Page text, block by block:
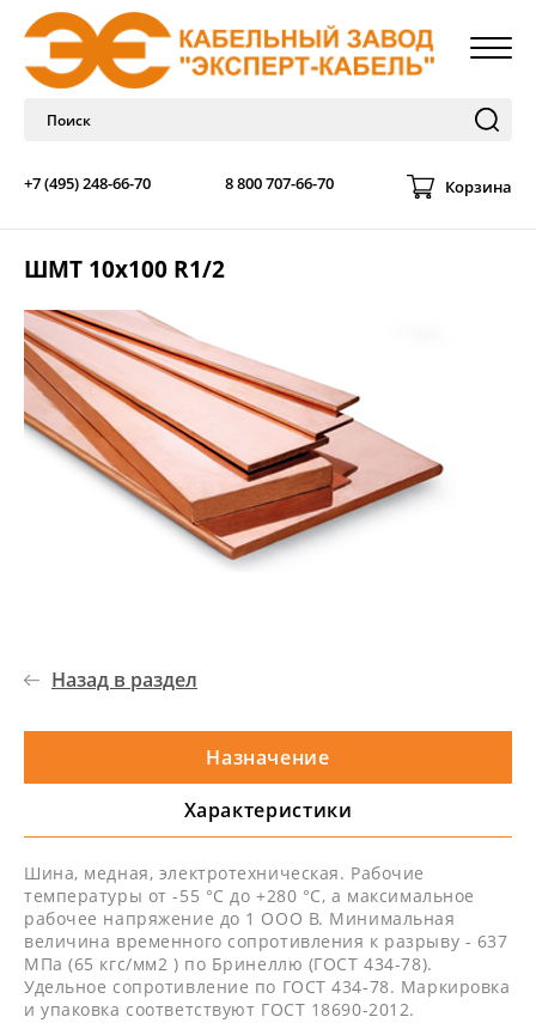
+7 (495) 248-66-70 8 800 707-66-70 Корзина
ШМТ 10х100 R1/2
Назад в раздел
Назначение
Характеристики
Шина, медная, электротехническая. Рабочие
температуры от -55 °С до +280 °С, а максимальное
рабочее напряжение до 1 ООО В. Минимальная
величина временного сопротивления к разрыву - 637
МПа (65 кгс/мм2 ) по Бринеллю (ГОСТ 434-78).
Удельное сопротивление по ГОСТ 434-78. Маркировка
и упаковка соответствуют ГОСТ 18690-2012.